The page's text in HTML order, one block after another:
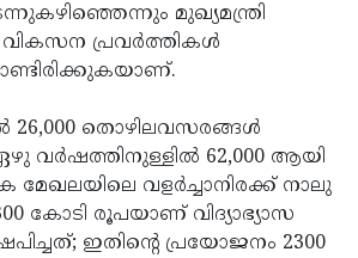
മുഖ്യമന്ത്രി
വികസന പ്രവർത്തികൾ
26,000 തൊഴിലവസരങ്ങൾ
വർഷത്തിനുള്ളിൽ 62,000 ആയി
മേഖലയിലെ വളർച്ചാനിരക്ക് നാലു
കോടി രൂപയാണ് വിദ്യാഭ്യാസ
ഇതിന്റെ പ്രയോജനം 2300